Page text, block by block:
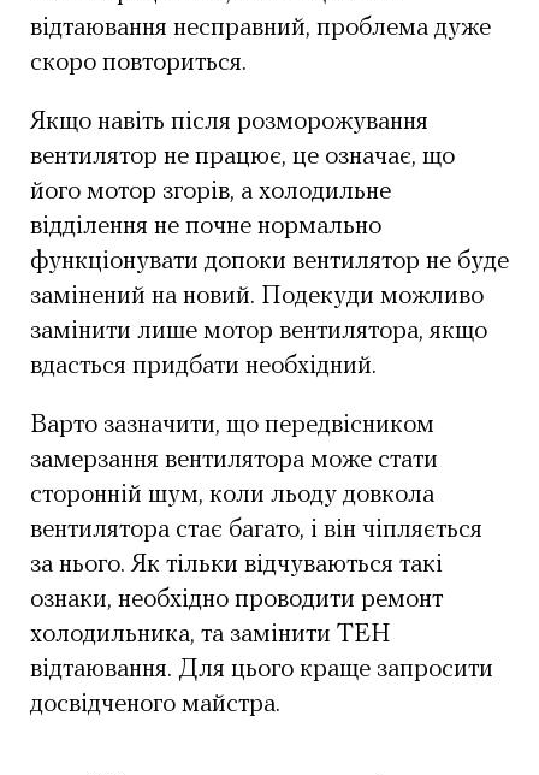
відтаювання несправний, проблема дуже
скоро повториться.
Якщо навіть після розморожування
вентилятор не працює, це означає, що
його мотор згорів, а холодильне
відділення не почне нормально
функціонувати допоки вентилятор не буде
замінений на новий. Подекуди можливо
замінити лише мотор вентилятора, якщо
вдасться придбати необхідний.
Варто зазначити, що передвісником
замерзання вентилятора може стати
сторонній шум, коли льоду довкола
вентилятора стає багато, і він чіпляється
за нього. Як тільки відчуваються такі
ознаки, необхідно проводити ремонт
холодильника, та замінити ТЕН
відтаювання. Для цього краще запросити
досвідченого майстра.